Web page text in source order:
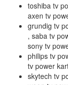
toshiba tv
axen tv
grundig tv
, saba tv
sony tv
philips tv
tv power
skytech tv